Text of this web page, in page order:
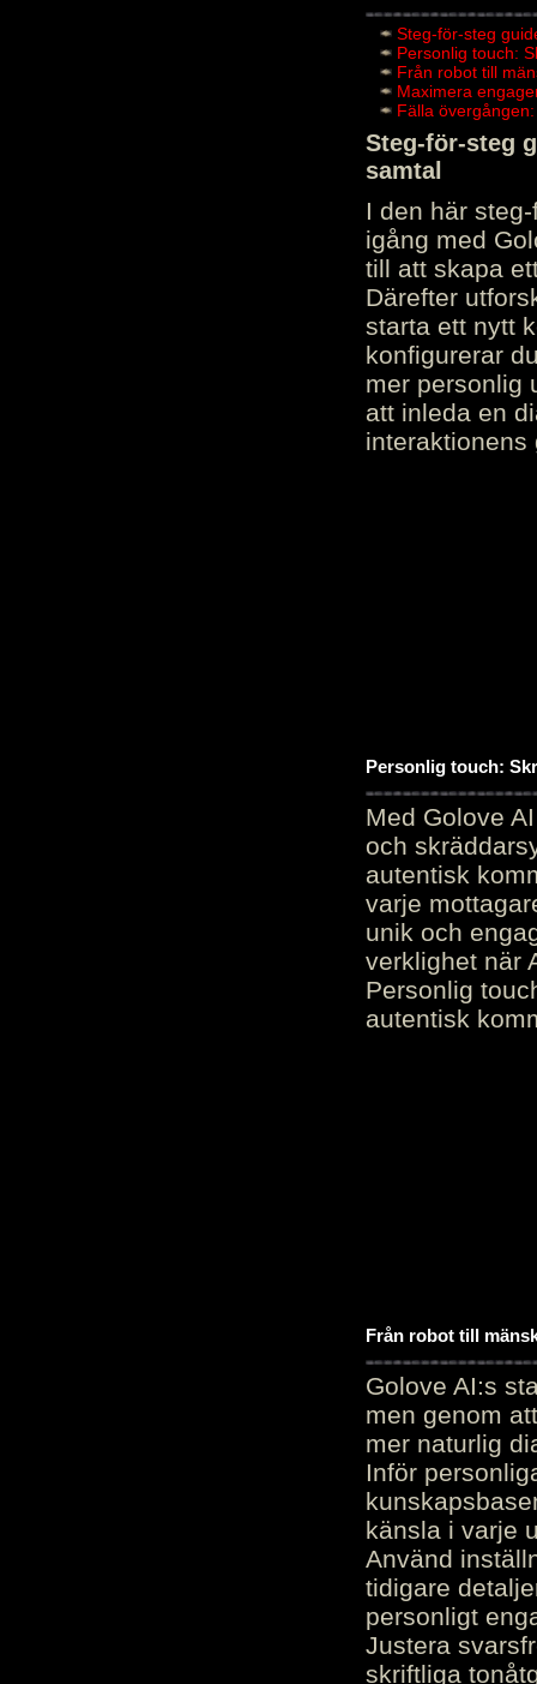
Steg-för-steg
Personlig touch:
Från robot till
Maximera
Fälla
Steg-för-steg
samtal
I den här
igång med
till att skapa
Därefter
starta ett nytt
konfigurerar
mer personlig
att inleda en
interaktionens
Personlig touch:
Med Golove
och
autentisk
varje
unik och
verklighet när
Personlig
autentisk
Från robot till
Golove AI:s
men genom
mer naturlig
Inför
känsla i varje
Använd
tidigare
personligt
Justera
skriftliga